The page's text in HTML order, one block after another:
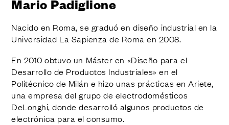
CONTACTOS
Mario Padiglione
Nacido en Roma, se graduó en diseño industrial en la
Universidad La Sapienza de Roma en 2008.
En 2010 obtuvo un Máster en «Diseño para el
Desarrollo de Productos Industriales» en el
Politécnico de Milán e hizo unas prácticas en Ariete,
una empresa del grupo de electrodomésticos
DeLonghi, donde desarrolló algunos productos de
electrónica para el consumo.